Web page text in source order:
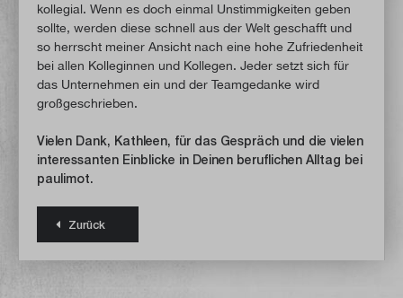
kollegial. Wenn es doch einmal Unstimmigkeiten geben
sollte, werden diese schnell aus der Welt geschafft und
so herrscht meiner Ansicht nach eine hohe Zufriedenheit
bei allen Kolleginnen und Kollegen. Jeder setzt sich für
das Unternehmen ein und der Teamgedanke wird
großgeschrieben.
Vielen Dank, Kathleen, für das Gespräch und die vielen
interessanten Einblicke in Deinen beruflichen Alltag bei
paulimot.
Zurück